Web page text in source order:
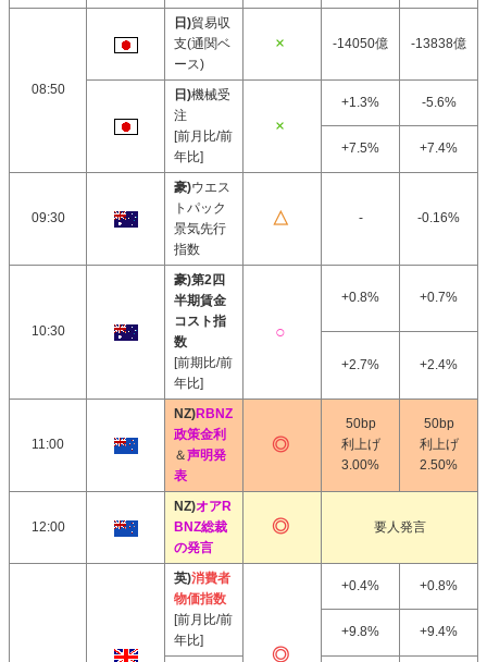
08:50
日)貿易収
支(通関ベ
ース)
-14050億 -13838億
日)機械受
注
[前月比/前
年比]
+1.3% -5.6%
+7.5% +7.4%
09:30
豪)ウエス
トパック
景気先行
指数
- -0.16%
10:30
豪)第2四
半期賃金
コスト指
数
[前期比/前
年比]
+0.8% +0.7%
+2.7% +2.4%
11:00
NZ)RBNZ
政策金利
＆声明発
表
50bp
利上げ
3.00%
50bp
利上げ
2.50%
12:00
NZ)オアR
BNZ総裁
の発言
要人発言
英)消費者
物価指数
[前月比/前
年比]
+0.4% +0.8%
+9.8% +9.4%